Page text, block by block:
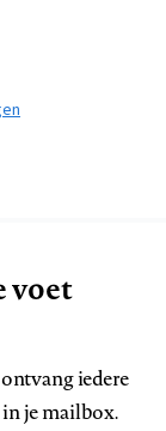
voet
iedere
je mailbox.